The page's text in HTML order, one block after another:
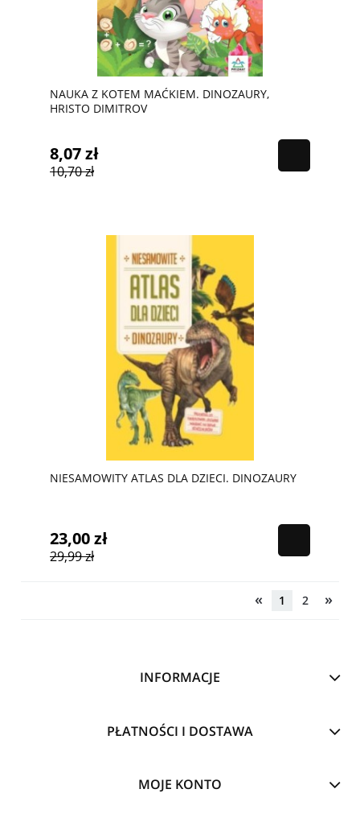
NAUKA Z KOTEM MAĆKIEM. DINOZAURY,
HRISTO DIMITROV
8,07 zł
10,70 zł
NIESAMOWITY ATLAS DLA DZIECI. DINOZAURY
23,00 zł
29,99 zł
« 1 2 »
INFORMACJE
PŁATNOŚCI I DOSTAWA
MOJE KONTO